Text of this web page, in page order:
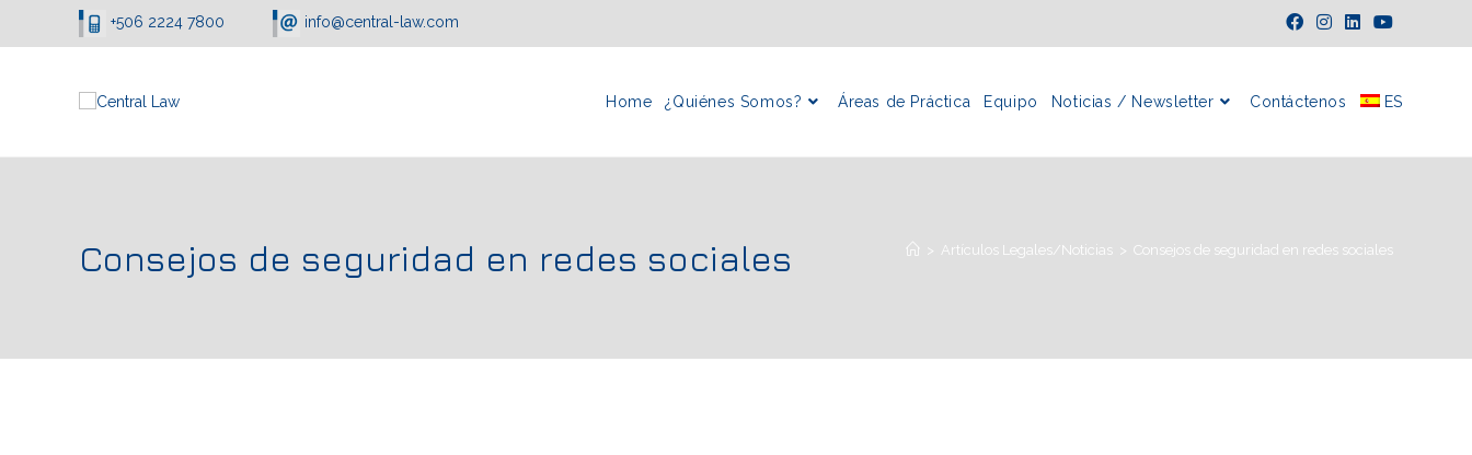
+506 2224 7800 info@central-law.com
Home ¿Quiénes Somos? Áreas de Práctica Equipo Noticias / Newsletter Contáctenos ES
Consejos de seguridad en redes sociales > Artículos Legales/Noticias > Consejos de seguridad en redes sociales